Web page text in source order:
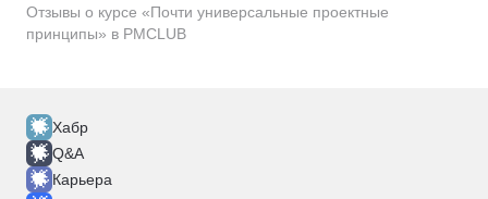
Отзывы о курсе «Почти универсальные проектные
принципы» в PMCLUB
Хабр
Q&A
Карьера